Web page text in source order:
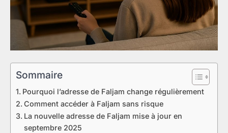
Sommaire
Pourquoi l’adresse de Faljam change régulièrement
Comment accéder à Faljam sans risque
La nouvelle adresse de Faljam mise à jour en
septembre 2025